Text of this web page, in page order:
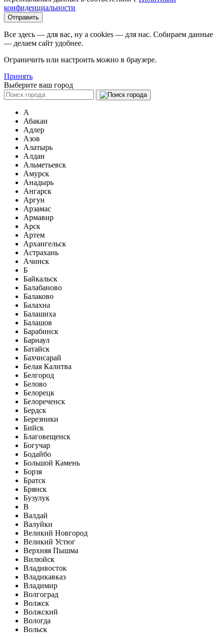
конфиденциальности
Все здесь — для вас, ну а cookies — для нас. Собираем данные
— делаем сайт удобнее.
Ограничить или настроить можно в браузере.
Принять
Выберите ваш город
А
Абакан
Адлер
Азов
Алатырь
Алдан
Альметьевск
Амурск
Анадырь
Ангарск
Аргун
Арзамас
Армавир
Арск
Артем
Архангельск
Астрахань
Ачинск
Б
Байкальск
Балабаново
Балаково
Балахна
Балашиха
Балашов
Барабинск
Барнаул
Батайск
Бахчисарай
Белая Калитва
Белгород
Белово
Белорецк
Белореченск
Бердск
Березники
Бийск
Благовещенск
Богучар
Бодайбо
Большой Камень
Борзя
Братск
Брянск
Бузулук
В
Валдай
Валуйки
Великий Новгород
Великий Устюг
Верхняя Пышма
Вилюйск
Владивосток
Владикавказ
Владимир
Волгоград
Волжск
Волжский
Вологда
Вольск